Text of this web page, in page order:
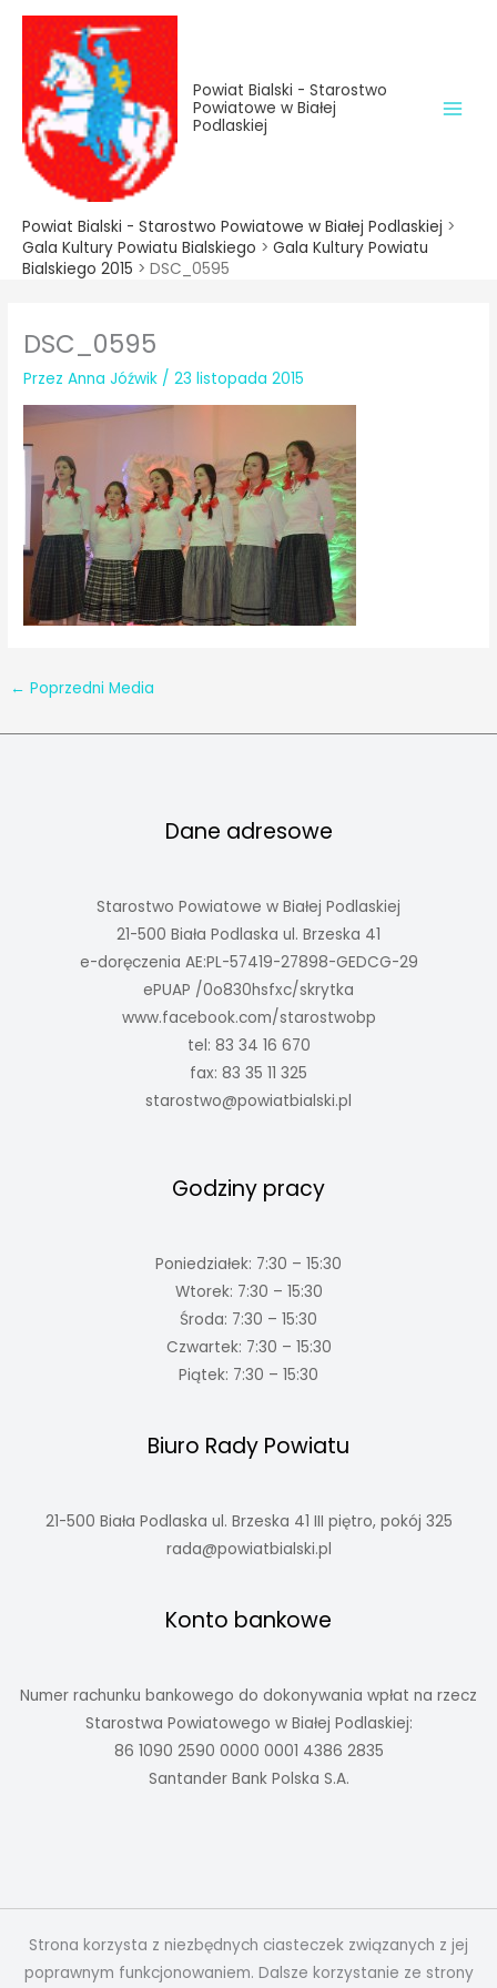
treści
Przejdź
treści
Powiat Bialski - Starostwo
Powiatowe w Białej
Podlaskiej
Powiat Bialski - Starostwo Powiatowe w Białej Podlaskiej >
Gala Kultury Powiatu Bialskiego > Gala Kultury Powiatu
Bialskiego 2015 > DSC_0595
DSC_0595
PrzezAnna Jóźwik /23 listopada 2015
← Poprzedni Media
Dane adresowe
Starostwo Powiatowe w Białej Podlaskiej
21-500 Biała Podlaska ul. Brzeska 41
e-doręczenia AE:PL-57419-27898-GEDCG-29
ePUAP /0o830hsfxc/skrytka
www.facebook.com/starostwobp
tel: 83 34 16 670
fax: 83 35 11 325
starostwo@powiatbialski.pl
Godziny pracy
Poniedziałek: 7:30 – 15:30
Wtorek: 7:30 – 15:30
Środa: 7:30 – 15:30
Czwartek: 7:30 – 15:30
Piątek: 7:30 – 15:30
Biuro Rady Powiatu
21-500 Biała Podlaska ul. Brzeska 41 III piętro, pokój 325
rada@powiatbialski.pl
Konto bankowe
Numer rachunku bankowego do dokonywania wpłat na rzecz
Starostwa Powiatowego w Białej Podlaskiej:
86 1090 2590 0000 0001 4386 2835
Santander Bank Polska S.A.
Strona korzysta z niezbędnych ciasteczek związanych z jej
poprawnym funkcjonowaniem. Dalsze korzystanie ze strony